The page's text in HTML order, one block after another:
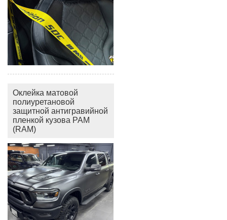
Оклейка матовой
полиуретановой
защитной антигравийной
пленкой кузова РАМ
(RAM)